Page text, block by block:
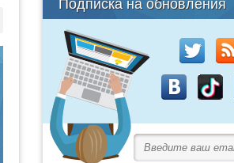
Подписка на обновления